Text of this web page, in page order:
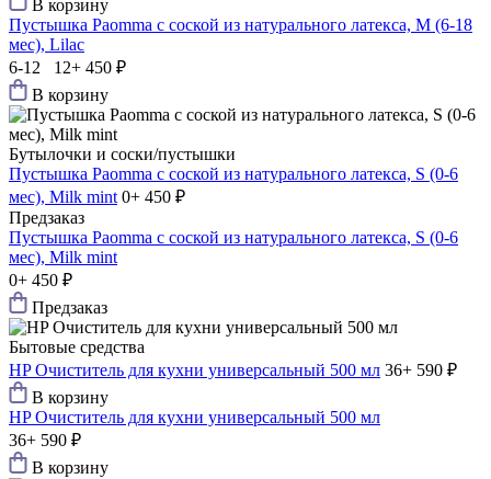
В корзину
Пустышка Paomma с соской из натурального латекса, M (6-18
мес), Lilac
6-12 12+ 450 ₽
В корзину
Бутылочки и соски/пустышки
Пустышка Paomma с соской из натурального латекса, S (0-6
мес), Milk mint 0+ 450 ₽
Предзаказ
Пустышка Paomma с соской из натурального латекса, S (0-6
мес), Milk mint
0+ 450 ₽
Предзаказ
Бытовые средства
HP Очиститель для кухни универсальный 500 мл 36+ 590 ₽
В корзину
HP Очиститель для кухни универсальный 500 мл
36+ 590 ₽
В корзину